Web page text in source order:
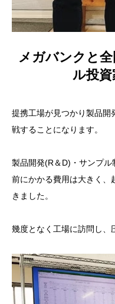
メガバンクと
ル投
提携工場が見つかり製品開
戦することになります。
製品開発(R＆D)・サンプ
前にかかる費用は大きく、
きました。
幾度となく工場に訪問し、